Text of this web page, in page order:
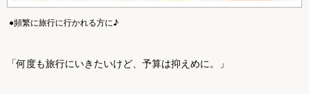
●頻繁に旅行に行かれる方に♪
「何度も旅行にいきたいけど、予算は抑えめに。」